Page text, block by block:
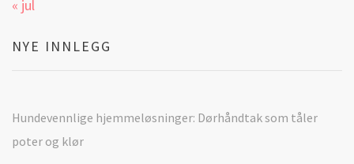
« jul
NYE INNLEGG
Hundevennlige hjemmeløsninger: Dørhåndtak som tåler
poter og klør